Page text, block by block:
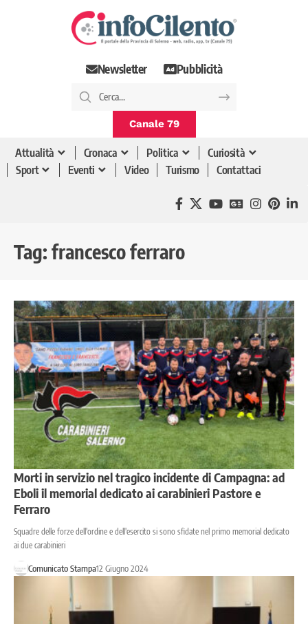
Newsletter Pubblicità
Canale 79
Attualità Cronaca Politica
Curiosità
Sport
Eventi Video Turismo Contattaci
Tag: francesco ferraro
Morti in servizio nel tragico incidente di Campagna: ad
Eboli il memorial dedicato ai carabinieri Pastore e
Ferraro
Squadre delle forze dell'ordine e dell'esercito si sono sfidate nel primo memorial dedicato
ai due carabinieri
Comunicato Stampa12 Giugno 2024